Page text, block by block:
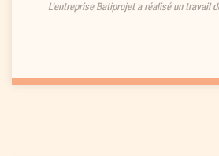
L’entreprise Batiprojet a réalisé un travail